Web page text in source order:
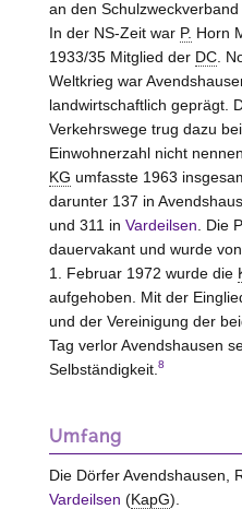
an den Schulzweckverband
In der NS-Zeit war P. Horn
1933/35 Mitglied der DC.
Weltkrieg war
landwirtschaftlich geprägt.
Verkehrswege trug dazu
Einwohnerzahl nicht
KG umfasste 1963
darunter 137 in
und 311 in Vardeilsen . Die
dauervakant und wurde
1. Februar 1972 wurde die
aufgehoben. Mit der
und der Vereinigung der
Tag verlor Avendshausen
Selbständigkeit. 8
Umfang
Die Dörfer Avendshausen,
Vardeilsen (KapG).